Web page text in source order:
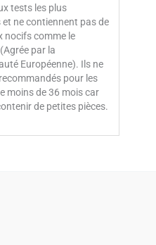
tests les plus
et ne contiennent pas de
nocifs comme le
par la
Européenne). Ils ne
pour les
moins de 36 mois car
de petites pièces.